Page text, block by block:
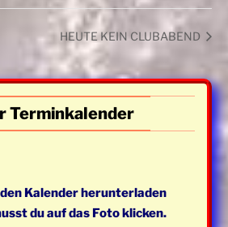
HEUTE KEIN CLUBABEND
Terminkalender
Kalender herunterladen
du auf das Foto klicken.